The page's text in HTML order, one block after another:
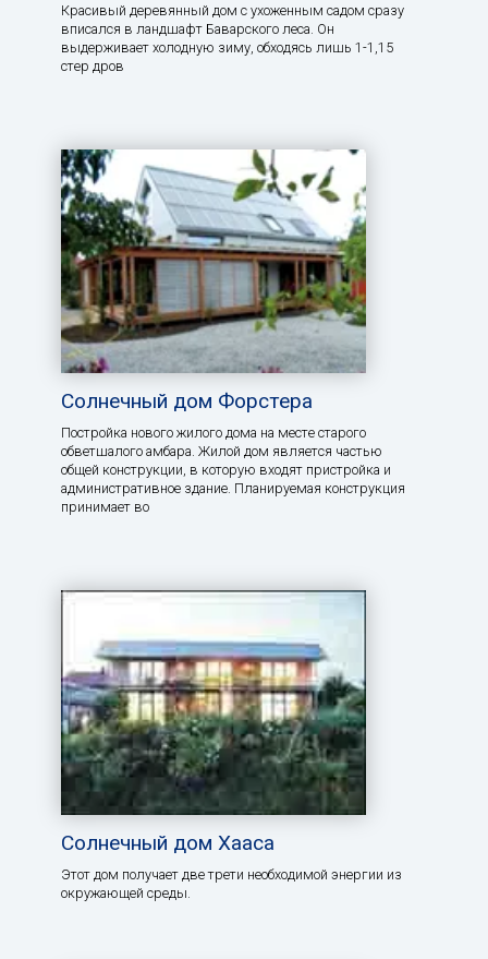
Красивый деревянный дом с ухоженным садом сразу
вписался в ландшафт Баварского леса. Он
выдерживает холодную зиму, обходясь лишь 1-1,15
стер дров
Солнечный дом Форстера
Постройка нового жилого дома на месте старого
обветшалого амбара. Жилой дом является частью
общей конструкции, в которую входят пристройка и
административное здание. Планируемая конструкция
принимает во
Солнечный дом Хааса
Этот дом получает две трети необходимой энергии из
окружающей среды.